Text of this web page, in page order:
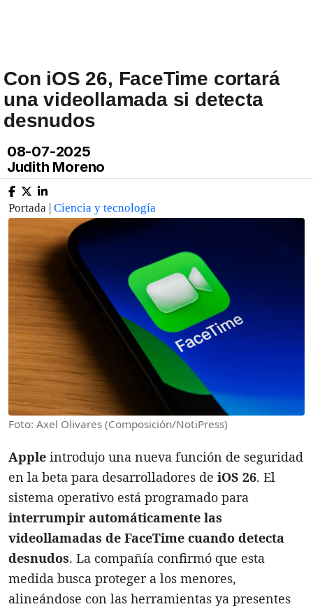
Con iOS 26, FaceTime cortará
una videollamada si detecta
desnudos
08-07-2025
Judith Moreno
Portada | Ciencia y tecnología
Foto: Axel Olivares (Composición/NotiPress)
Apple introdujo una nueva función de seguridad
en la beta para desarrolladores de iOS 26. El
sistema operativo está programado para
interrumpir automáticamente las
videollamadas de FaceTime cuando detecta
desnudos. La compañía confirmó que esta
medida busca proteger a los menores,
alineándose con las herramientas ya presentes